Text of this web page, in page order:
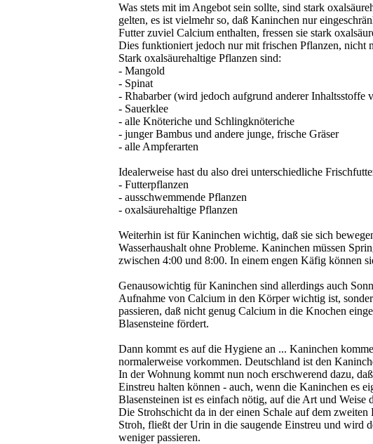
Was stets mit im Angebot sein sollte, sind stark
gelten, es ist vielmehr so, daß Kaninchen nur
Futter zuviel Calcium enthalten, fressen sie stark
Dies funktioniert jedoch nur mit frischen Pflanzen, nicht
Stark oxalsäurehaltige Pflanzen sind:
- Mangold
- Spinat
- Rhabarber (wird jedoch aufgrund anderer Inhaltsstoffe
- Sauerklee
- alle Knöteriche und Schlingknöteriche
- junger Bambus und andere junge, frische Gräser
- alle Ampferarten
Idealerweise hast du also drei unterschiedliche
- Futterpflanzen
- ausschwemmende Pflanzen
- oxalsäurehaltige Pflanzen
Weiterhin ist für Kaninchen wichtig, daß sie sich
Wasserhaushalt ohne Probleme. Kaninchen müssen
zwischen 4:00 und 8:00. In einem engen Käfig können
Genausowichtig für Kaninchen sind allerdings auch
Aufnahme von Calcium in den Körper wichtig ist,
passieren, daß nicht genug Calcium in die Knochen
Blasensteine fördert.
Dann kommt es auf die Hygiene an ... Kaninchen
normalerweise vorkommen. Deutschland ist den
In der Wohnung kommt nun noch erschwerend dazu,
Einstreu halten können - auch, wenn die Kaninchen es
Blasensteinen ist es einfach nötig, auf die Art und
Die Strohschicht da in der einen Schale auf dem
Stroh, fließt der Urin in die saugende Einstreu und wird
weniger passieren.